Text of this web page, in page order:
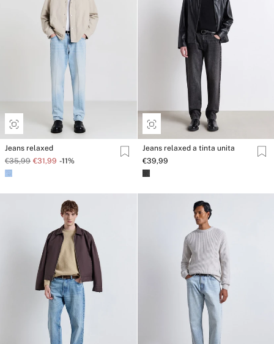
Jeans relaxed
€35,99 €31,99 -11%
Jeans relaxed a tinta unita
€39,99